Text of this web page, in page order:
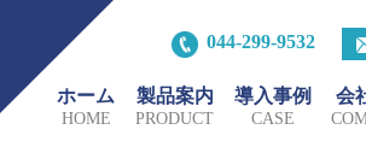
044-299-9532
ホーム
HOME
製品案内
PRODUCT
導入事例
CASE
会